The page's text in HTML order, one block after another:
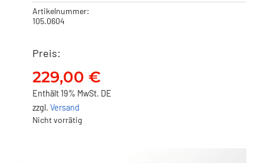
„SWANTJE“ Größe XL
229,00
Artikelnummer:
105.0604
Preis:
229,00 €
Enthält 19% MwSt. DE
zzgl. Versand
Nicht vorrätig